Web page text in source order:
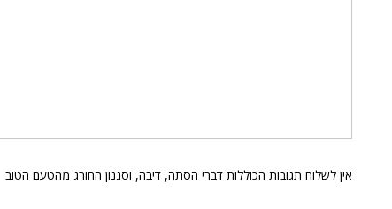
אין לשלוח תגובות הכוללות דברי הסתה, דיבה, וסגנון החורג מהטעם הטוב